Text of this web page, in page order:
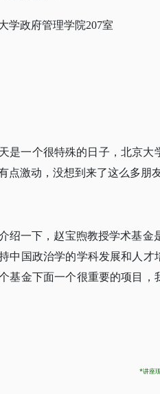
学政府管理学院207室
是一个很特殊的日子，北京
点激动，没想到来了这么多朋
绍一下，赵宝煦教授学术基
中国政治学的学科发展和人
基金下面一个很重要的项目
*讲座